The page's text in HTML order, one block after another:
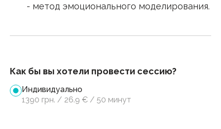
- метод эмоционального моделирования.
Как бы вы хотели провести сессию?
Индивидуально
1390 грн. / 26.9 € / 50 минут